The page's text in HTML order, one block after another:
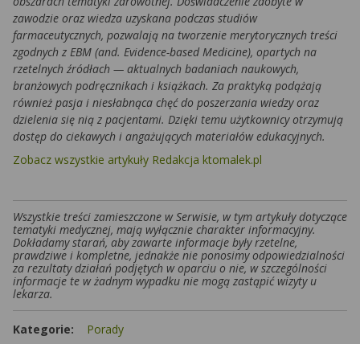
zawodzie oraz wiedza uzyskana podczas studiów
farmaceutycznych, pozwalają na tworzenie merytorycznych treści
zgodnych z EBM (and. Evidence-based Medicine), opartych na
rzetelnych źródłach — aktualnych badaniach naukowych,
branżowych podręcznikach i książkach. Za praktyką podążają
również pasja i niesłabnąca chęć do poszerzania wiedzy oraz
dzielenia się nią z pacjentami. Dzięki temu użytkownicy otrzymują
dostęp do ciekawych i angażujących materiałów edukacyjnych.
Zobacz wszystkie artykuły Redakcja ktomalek.pl
Wszystkie treści zamieszczone w Serwisie, w tym artykuły dotyczące
tematyki medycznej, mają wyłącznie charakter informacyjny.
Dokładamy starań, aby zawarte informacje były rzetelne,
prawdziwe i kompletne, jednakże nie ponosimy odpowiedzialności
za rezultaty działań podjętych w oparciu o nie, w szczególności
informacje te w żadnym wypadku nie mogą zastąpić wizyty u
lekarza.
Kategorie:
Porady